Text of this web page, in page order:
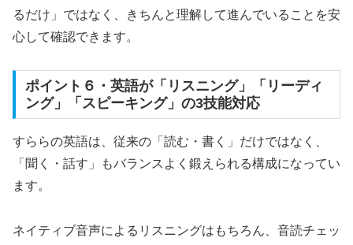
るだけ」ではなく、きちんと理解して進んでいることを安
心して確認できます。
ポイント６・英語が「リスニング」「リーディ
ング」「スピーキング」の3技能対応
すららの英語は、従来の「読む・書く」だけではなく、
「聞く・話す」もバランスよく鍛えられる構成になってい
ます。
ネイティブ音声によるリスニングはもちろん、音読チェッ